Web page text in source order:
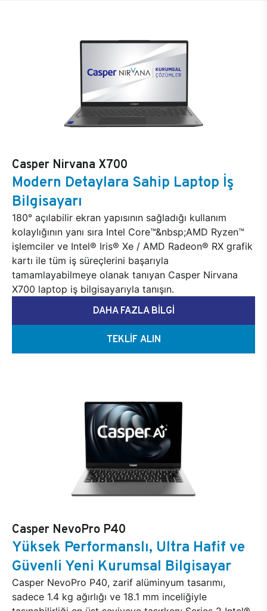
Casper Nirvana X700
Modern Detaylara Sahip Laptop İş
Bilgisayarı
180° açılabilir ekran yapısının sağladığı kullanım
kolaylığının yanı sıra Intel Core™&nbsp;AMD Ryzen™
işlemciler ve Intel® Iris® Xe / AMD Radeon® RX grafik
kartı ile tüm iş süreçlerini başarıyla
tamamlayabilmeye olanak tanıyan Casper Nirvana
X700 laptop iş bilgisayarıyla tanışın.
DAHA FAZLA BİLGİ
TEKLİF ALIN
Casper NevoPro P40
Yüksek Performanslı, Ultra Hafif ve
Güvenli Yeni Kurumsal Bilgisayar
Casper NevoPro P40, zarif alüminyum tasarımı,
sadece 1.4 kg ağırlığı ve 18.1 mm inceliğiyle